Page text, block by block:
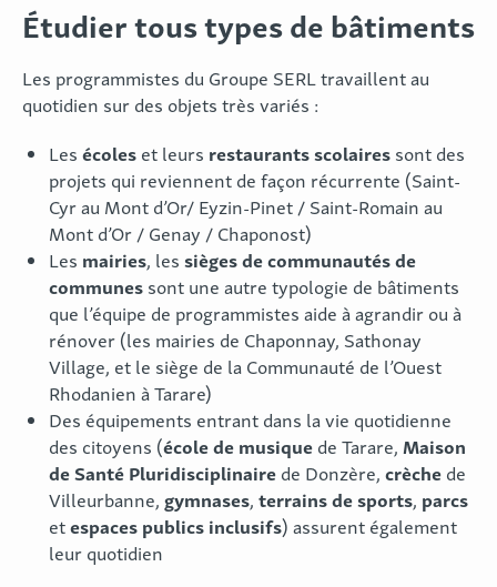
Étudier tous types de bâtiments
Les programmistes du Groupe SERL travaillent au
quotidien sur des objets très variés :
Les écoles et leurs restaurants scolaires sont des
projets qui reviennent de façon récurrente (Saint-
Cyr au Mont d’Or/ Eyzin-Pinet / Saint-Romain au
Mont d’Or / Genay / Chaponost)
Les mairies, les sièges de communautés de
communes sont une autre typologie de bâtiments
que l’équipe de programmistes aide à agrandir ou à
rénover (les mairies de Chaponnay, Sathonay
Village, et le siège de la Communauté de l’Ouest
Rhodanien à Tarare)
Des équipements entrant dans la vie quotidienne
des citoyens (école de musique de Tarare, Maison
de Santé Pluridisciplinaire de Donzère, crèche de
Villeurbanne, gymnases, terrains de sports, parcs
etespaces publics inclusifs) assurent également
leur quotidien